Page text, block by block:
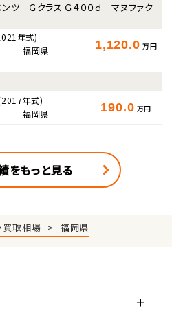
ツ Ｇクラス Ｇ４００ｄ マヌファク
年式)
福岡県 1,120.0 万円
年式)
福岡県 190.0 万円
をもっと見る
買取相場 福岡県